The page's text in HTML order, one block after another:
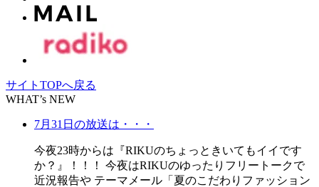
サイトTOPへ戻る
WHAT’s NEW
7月31日の放送は・・・
今夜23時からは『RIKUのちょっときいてもイイです
か？』！！！ 今夜はRIKUのゆったりフリートークで
近況報告や テーマメール「夏のこだわりファッション